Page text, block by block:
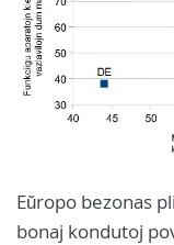
Eŭropo bezonas
bonaj kondutoj